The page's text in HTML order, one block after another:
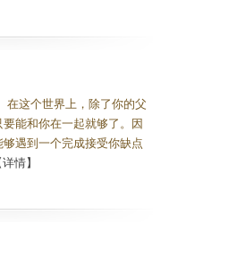
在这个世界上，除了你的父
能和你在一起就够了。因
遇到一个完成接受你缺点
详情】